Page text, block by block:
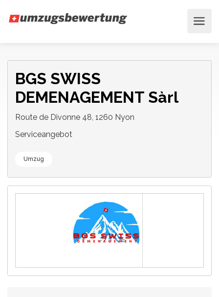
BGS SWISS
DEMENAGEMENT Sàrl
Route de Divonne 48, 1260 Nyon
Serviceangebot
Umzug